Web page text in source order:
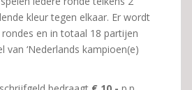
kleur tegen elkaar. Er wordt
en in totaal 18 partijen
van ‘Nederlands kampioen(e)